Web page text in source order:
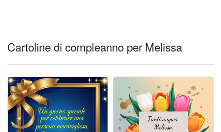
Cartoline giorni settimana
Cartoline musicali
Cartoline animate
Accedi
Cartoline di compleanno per Melissa